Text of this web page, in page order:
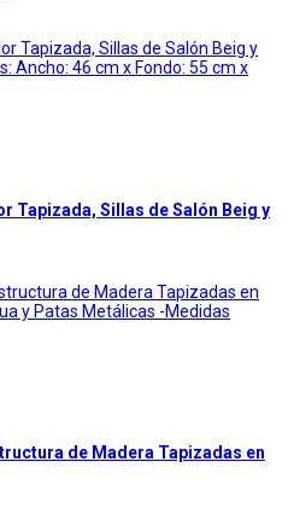
Tapizada, Sillas de Salón Beig y
de Madera Tapizadas en